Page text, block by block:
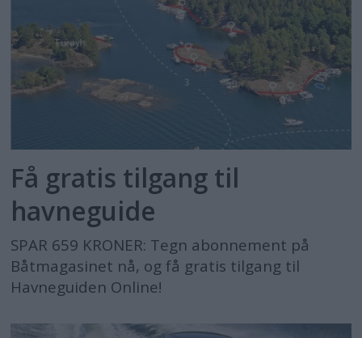
Få gratis tilgang til
havneguide
SPAR 659 KRONER: Tegn abonnement på
Båtmagasinet nå, og få gratis tilgang til
Havneguiden Online!